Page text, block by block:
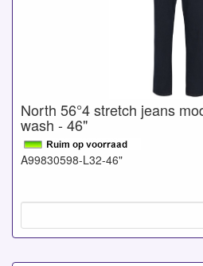
North 56°4 stretch jeans
wash - 46"
A99830598-L32-46"